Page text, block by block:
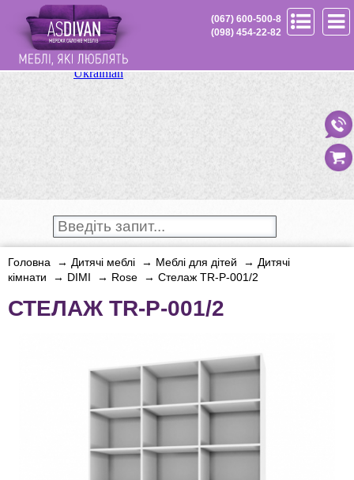
(067) 600-500-8
(098) 454-22-82
Головна → Дитячі меблі → Меблі для дітей → Дитячі
кімнати → DIMI → Rose → Стелаж TR-P-001/2
СТЕЛАЖ TR-P-001/2